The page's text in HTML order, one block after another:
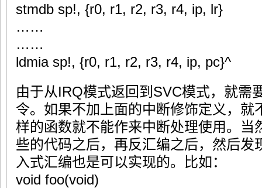
stmdb sp!, {r0, r1, r2, r3, r4, ip, lr}
……
……
ldmia sp!, {r0, r1, r2, r3, r4, ip, pc}^
由于从IRQ模式返回到SVC模式，就需
令。如果不加上面的中断修饰定义，就
样的函数就不能作来中断处理使用。当
些的代码之后，再反汇编之后，然后发
入式汇编也是可以实现的。比如：
void foo(void)